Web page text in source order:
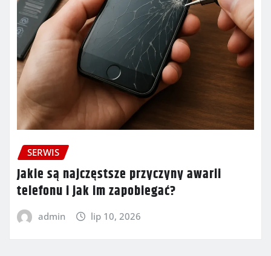
SERWIS
Jakie są najczęstsze przyczyny awarii
telefonu i jak im zapobiegać?
admin lip 10, 2026